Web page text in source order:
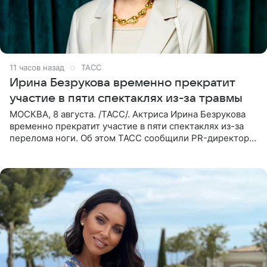
11 часов назад ТАСС
Ирина Безрукова временно прекратит
участие в пяти спектаклях из-за травмы
МОСКВА, 8 августа. /ТАСС/. Актриса Ирина Безрукова
временно прекратит участие в пяти спектаклях из-за
перелома ноги. Об этом ТАСС сообщили PR-директор